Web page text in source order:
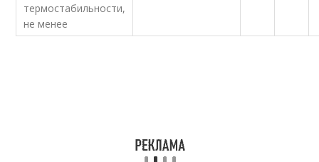
термостабильности,
не менее